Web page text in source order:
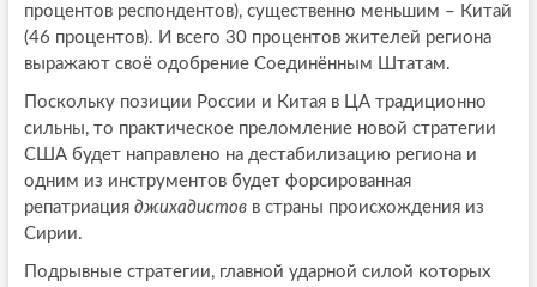
процентов респондентов), существенно меньшим – Китай
(46 процентов). И всего 30 процентов жителей региона
выражают своё одобрение Соединённым Штатам.
Поскольку позиции России и Китая в ЦА традиционно
сильны, то практическое преломление новой стратегии
США будет направлено на дестабилизацию региона и
одним из инструментов будет форсированная
репатриация джихадистовв страны происхождения из
Сирии.
Подрывные стратегии, главной ударной силой которых